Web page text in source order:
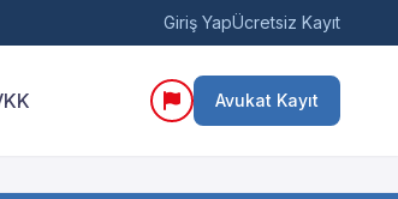
Giriş YapÜcretsiz Kayıt
Avukat Kayıt